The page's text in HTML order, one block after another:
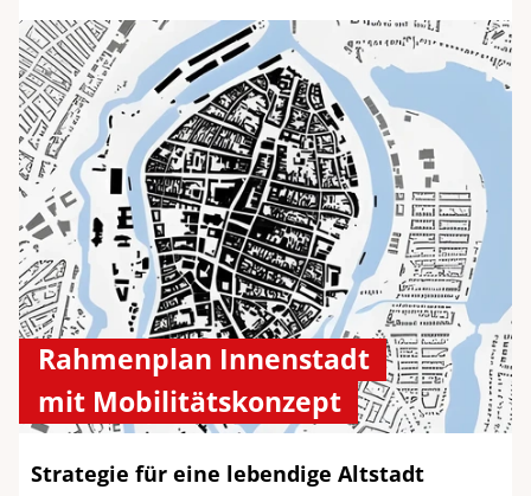
Rahmenplan Innenstadt
mit Mobilitätskonzept
Strategie für eine lebendige Altstadt